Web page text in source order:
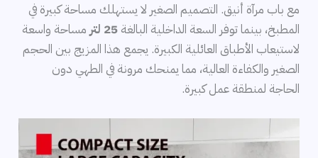
مع باب مرآة أنيق. التصميم الصغير لا يستهلك مساحة كبيرة في
المطبخ، بينما توفر السعة الداخلية البالغة25 لتر
مساحة واسعة
لاستيعاب الأطباق العائلية الكبيرة. يجمع هذا المزيج بين الحجم
الصغير والكفاءة العالية، مما يمنحك مرونة في الطهي دون
الحاجة لمنطقة عمل كبيرة.